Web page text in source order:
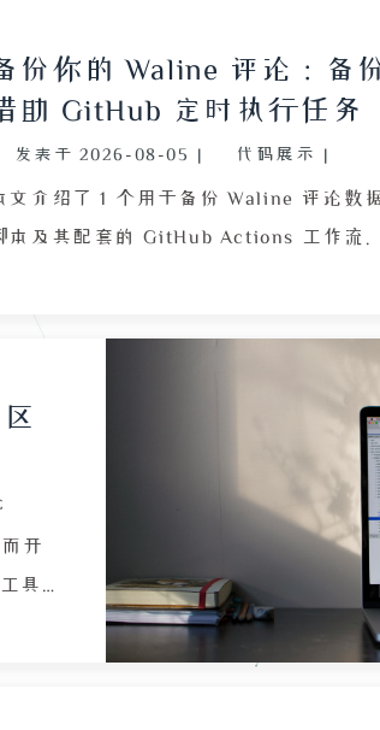
份你的 Waline 评论：备
助 GitHub 定时执行任务
发表于 2026-08-05 | 代码展示 |
文介绍了 1 个用于备份 Waline 评论数
本及其配套的 GitHub Actions 工作流
的一键导出功能，将评论数据保存为
行时需要设置环境变量
重置链接，依次访问后台并跳转至迁移
出按钮完成下载。文章详细展示了参数
理、文件命名及异常处理等核心代码，
的定时触发与密钥配置方式。此
户应创建私密仓库存放备份，并强调保
的重要性，因为其中包含的用户信息可
。整体内容兼顾代码展示与技术讲解，
化备份 Waline 数据的开发者参考。
开
具
面